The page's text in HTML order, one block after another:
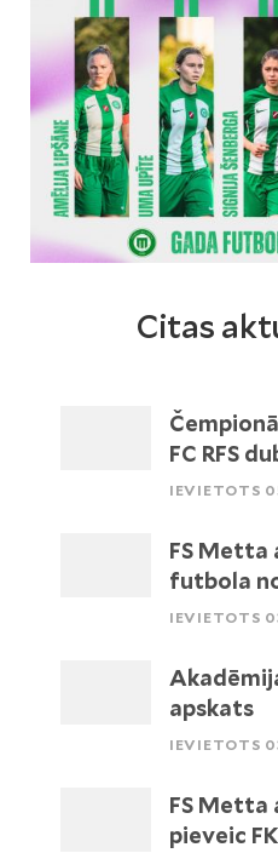
Citas
FC RFS
IEVIETOTS
FS Metta
futbola
IEVIETOTS
apskats
IEVIETOTS
FS Metta
pieveic